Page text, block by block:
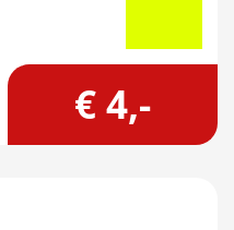
€ 4,-